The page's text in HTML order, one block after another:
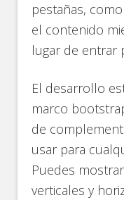
pestañas,
el contenido
lugar de entrar
El desarrollo
marco
de
usar para
Puedes
verticales y